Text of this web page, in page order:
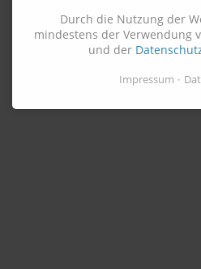
Durch die Nutzung der
mindestens der Verwendung
und der
Impressum